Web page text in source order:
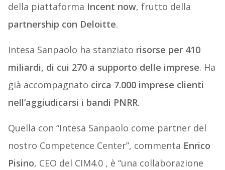
della piattaforma Incent now, frutto della
partnership con Deloitte.
Intesa Sanpaolo ha stanziato risorse per 410
miliardi, di cui 270 a supporto delle imprese. Ha
già accompagnato circa 7.000 imprese clienti
nell’aggiudicarsi i bandi PNRR.
Quella con “Intesa Sanpaolo come partner del
nostro Competence Center”, commenta Enrico
Pisino, CEO del CIM4.0 , è “una collaborazione